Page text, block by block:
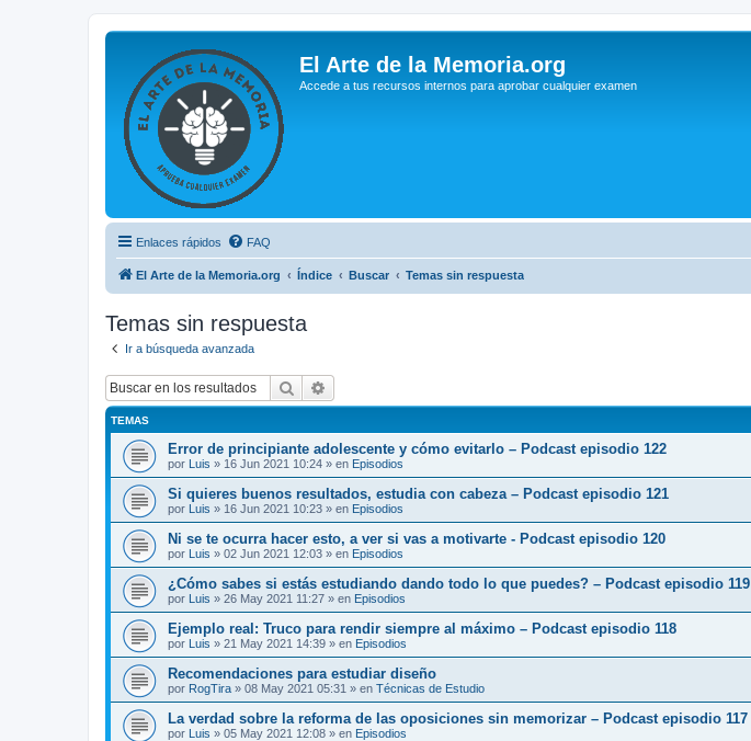
El Arte de la Memoria.org
Accede a tus recursos internos para aprobar cualquier examen
Enlaces rápidos FAQ
El Arte de la Memoria.org Índice Buscar Temas sin respuesta
Temas sin respuesta
Ir a búsqueda avanzada
Buscar
TEMAS
Error de principiante adolescente y cómo evitarlo – Podcast episodio 122
por Luis » 16 Jun 2021 10:24 » en Episodios
Si quieres buenos resultados, estudia con cabeza – Podcast episodio 121
por Luis » 16 Jun 2021 10:23 » en Episodios
Ni se te ocurra hacer esto, a ver si vas a motivarte - Podcast episodio 120
por Luis » 02 Jun 2021 12:03 » en Episodios
¿Cómo sabes si estás estudiando dando todo lo que puedes? – Podcast episodio 119
por Luis » 26 May 2021 11:27 » en Episodios
Ejemplo real: Truco para rendir siempre al máximo – Podcast episodio 118
por Luis » 21 May 2021 14:39 » en Episodios
Recomendaciones para estudiar diseño
por RogTira » 08 May 2021 05:31 » en Técnicas de Estudio
La verdad sobre la reforma de las oposiciones sin memorizar – Podcast episodio 117
por Luis » 05 May 2021 12:08 » en Episodios